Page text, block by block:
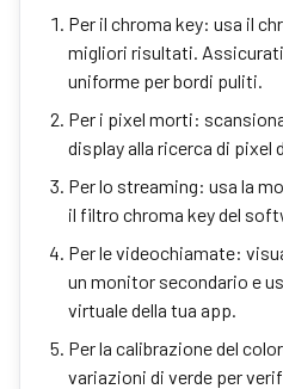
Per il chroma key: usa il
migliori risultati.
uniforme per bordi puliti.
Per i pixel morti:
display alla ricerca di pixel
Per lo streaming: usa la
il filtro chroma key del
Per le videochiamate:
un monitor secondario e
virtuale della tua app.
Per la calibrazione del
variazioni di verde per